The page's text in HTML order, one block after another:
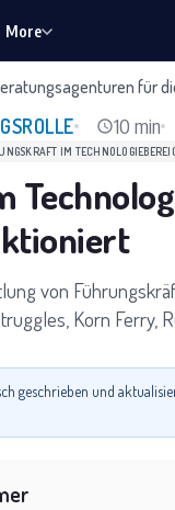
More
für
10 min
IM
von
Korn Ferry,
geschrieben und